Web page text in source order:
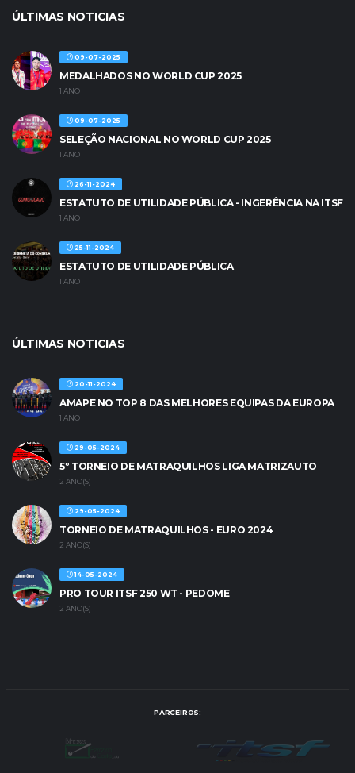
ÚLTIMAS NOTICIAS
09-07-2025
MEDALHADOS NO WORLD CUP 2025
1 ANO
09-07-2025
SELEÇÃO NACIONAL NO WORLD CUP 2025
1 ANO
26-11-2024
ESTATUTO DE UTILIDADE PÚBLICA - INGERÊNCIA NA ITSF
1 ANO
25-11-2024
ESTATUTO DE UTILIDADE PÚBLICA
1 ANO
ÚLTIMAS NOTICIAS
20-11-2024
AMAPE NO TOP 8 DAS MELHORES EQUIPAS DA EUROPA
1 ANO
29-05-2024
5º TORNEIO DE MATRAQUILHOS LIGA MATRIZAUTO
2 ANO(S)
29-05-2024
TORNEIO DE MATRAQUILHOS - EURO 2024
2 ANO(S)
14-05-2024
PRO TOUR ITSF 250 WT - PEDOME
2 ANO(S)
PARCEIROS: